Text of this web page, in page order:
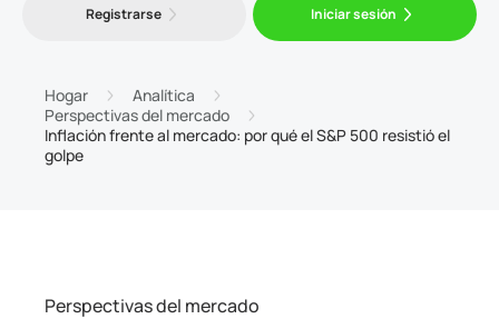
Herramientas
Registrarse Iniciar sesión
Hogar
Analítica
Perspectivas del mercado
Inflación frente al mercado: por qué el S&P 500 resistió el
golpe
Perspectivas del mercado